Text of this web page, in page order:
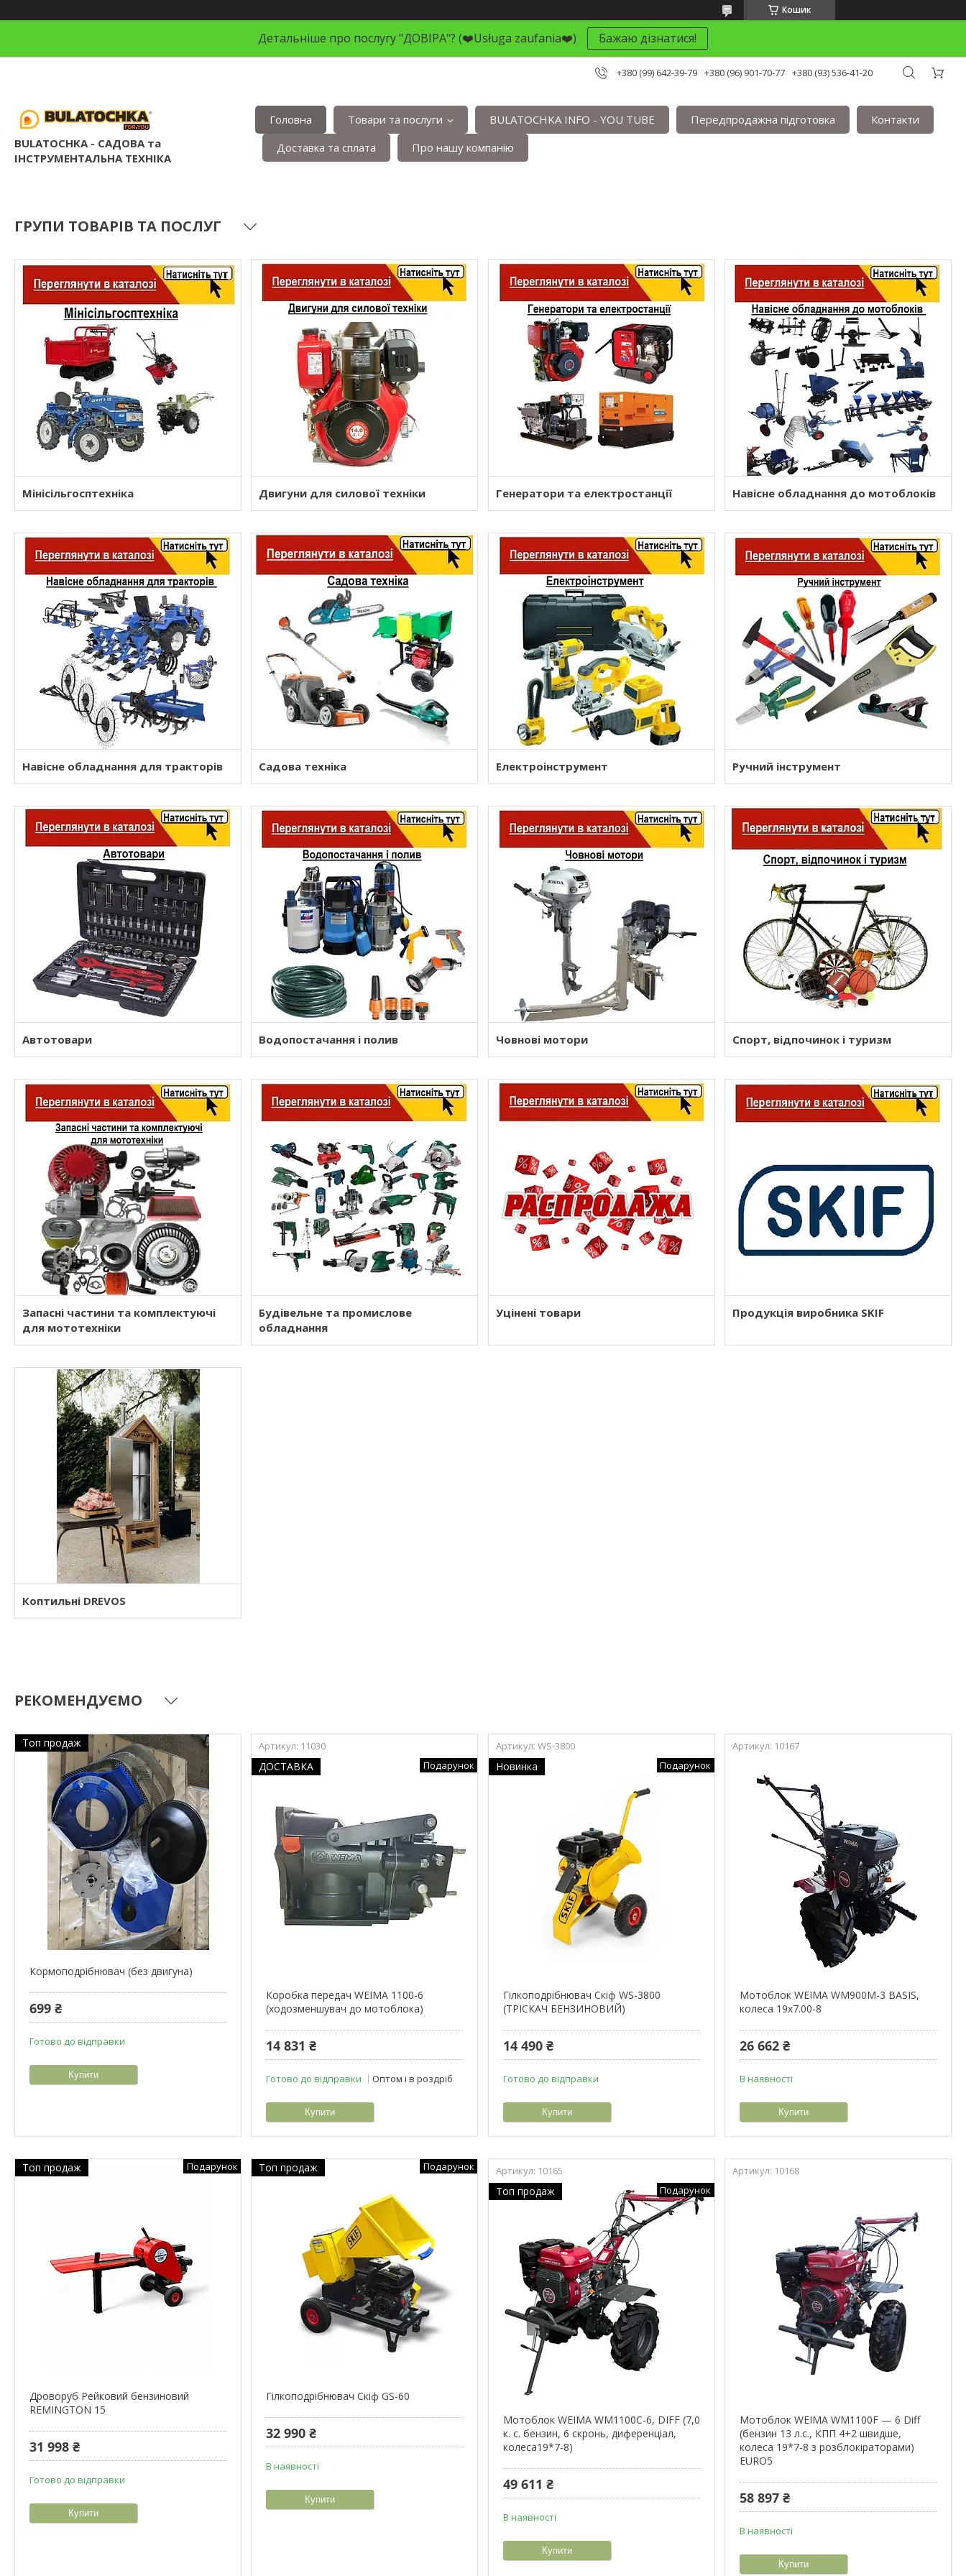
Кошик
Детальніше про послугу "ДОВІРА"? (❤️Usługa zaufania❤️) Бажаю дізнатися!
+380 (99) 642-39-79 +380 (96) 901-70-77 +380 (93) 536-41-20
BULATOCHKA - САДОВА та
ІНСТРУМЕНТАЛЬНА ТЕХНІКА
Головна Товари та послуги BULATOCHKA INFO - YOU TUBE Передпродажна підготовка
Контакти
Доставка та сплата
Про нашу компанію
ГРУПИ ТОВАРІВ ТА ПОСЛУГ
Мінісільгосптехніка Двигуни для силової техніки Генератори та електростанції Навісне обладнання до мотоблоків
Навісне обладнання для тракторів Садова техніка Електроінструмент Ручний інструмент
Автотовари Водопостачання і полив Човнові мотори Спорт, відпочинок і туризм
Запасні частини та комплектуючі
для мототехніки
Будівельне та промислове
обладнання
Уцінені товари Продукція виробника SKIF
Коптильні DREVOS
РЕКОМЕНДУЄМО
Топ продаж
Кормоподрібнювач (без двигуна)
699 ₴
Готово до відправки
Купити
11030
ДОСТАВКА Подарунок
Коробка передач WEIMA 1100-6
(ходозменшувач до мотоблока)
14 831 ₴
Готово до відправки Оптом і в роздріб
Купити
WS-3800
Новинка Подарунок
Гілкоподрібнювач Скіф WS-3800
(ТРІСКАЧ БЕНЗИНОВИЙ)
14 490 ₴
Готово до відправки
Купити
10167
Мотоблок WEIMA WM900M-3 BASIS,
колеса 19х7.00-8
26 662 ₴
В наявності
Купити
Топ продаж Подарунок
Дроворуб Рейковий бензиновий
REMINGTON 15
31 998 ₴
Готово до відправки
Купити
Топ продаж Подарунок
Гілкоподрібнювач Скіф GS-60
32 990 ₴
В наявності
Купити
10165
Топ продаж Подарунок
Мотоблок WEIMA WM1100C-6, DIFF (7,0
к. с. бензин, 6 скронь, диференціал,
колеса19*7-8)
49 611 ₴
В наявності
Купити
10168
Мотоблок WEIMA WM1100F — 6 Diff
(бензин 13 л.с., КПП 4+2 швидше,
колеса 19*7-8 з розблокіраторами)
EURO5
58 897 ₴
В наявності
Купити